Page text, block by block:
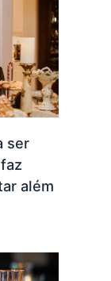
ser
além